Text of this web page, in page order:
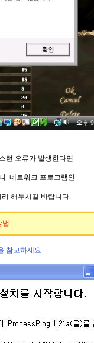
런 오류가 발생한다면
니네트워크 프로그램인
리 해두시길 바랍니다.
법
참고하세요.